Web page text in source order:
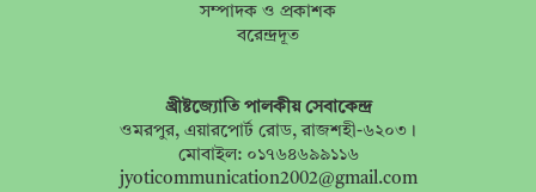
সম্পাদক ও প্রকাশক
বরেন্দ্রদূত
খ্রীষ্টজ্যোতি পালকীয় সেবাকেন্দ্র
ওমরপুর, এয়ারপোর্ট রোড, রাজশহী-৬২০৩।
মোবাইল: ০১৭৬৪৬৯৯১১৬
jyoticommunication2002@gmail.com